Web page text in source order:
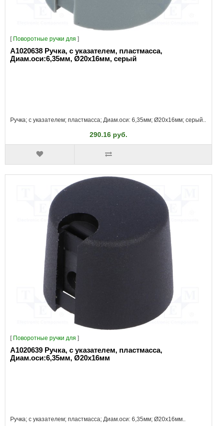
[ Поворотные ручки для ]
A1020638 Ручка, с указателем, пластмасса,
Диам.оси:6,35мм, Ø20x16мм, серый
Ручка; с указателем; пластмасса; Диам.оси: 6,35мм; Ø20x16мм; серый..
290.16 руб.
[ Поворотные ручки для ]
A1020639 Ручка, с указателем, пластмасса,
Диам.оси:6,35мм, Ø20x16мм
Ручка; с указателем; пластмасса; Диам.оси: 6,35мм; Ø20x16мм..